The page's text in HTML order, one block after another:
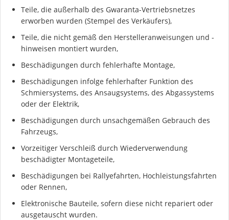
Teile, die außerhalb des Gwaranta-Vertriebsnetzes
erworben wurden (Stempel des Verkäufers),
Teile, die nicht gemäß den Herstelleranweisungen und -
hinweisen montiert wurden,
Beschädigungen durch fehlerhafte Montage,
Beschädigungen infolge fehlerhafter Funktion des
Schmiersystems, des Ansaugsystems, des Abgassystems
oder der Elektrik,
Beschädigungen durch unsachgemäßen Gebrauch des
Fahrzeugs,
Vorzeitiger Verschleiß durch Wiederverwendung
beschädigter Montageteile,
Beschädigungen bei Rallyefahrten, Hochleistungsfahrten
oder Rennen,
Elektronische Bauteile, sofern diese nicht repariert oder
ausgetauscht wurden.